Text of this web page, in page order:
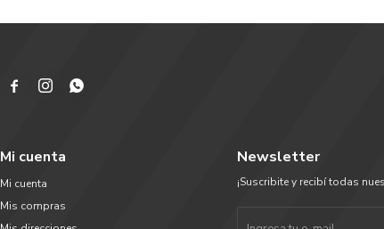
Mi cuenta
Mi cuenta
Mis compras
  
Newsletter
¡Suscribite y recibí todas